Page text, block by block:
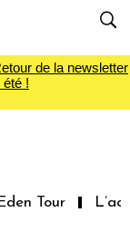
de la newsletter
été !
Tour